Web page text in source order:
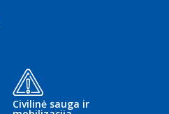
Civilinė sauga ir